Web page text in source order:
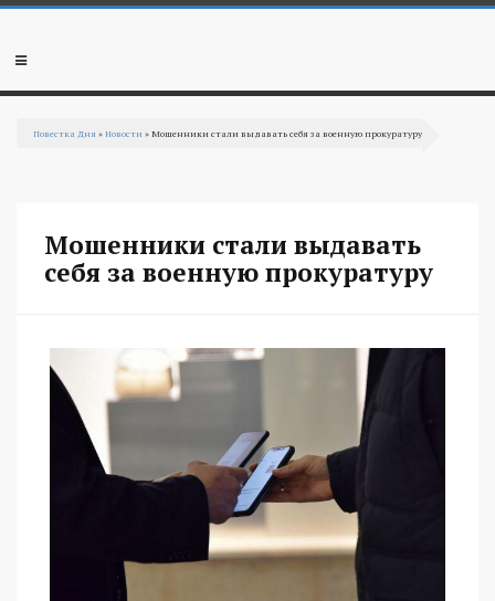
Перейти к основному содержанию
Мобильное
Повестка Дня »Новости » Мошенники стали выдавать себя за военную прокуратуру
Мошенники стали выдавать
себя за военную прокуратуру